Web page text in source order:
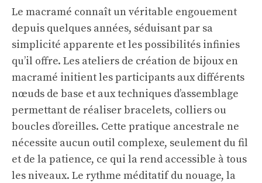
Le macramé connaît un véritable engouement
depuis quelques années, séduisant par sa
simplicité apparente et les possibilités infinies
qu’il offre. Les ateliers de création de bijoux en
macramé initient les participants aux différents
nœuds de base et aux techniques d’assemblage
permettant de réaliser bracelets, colliers ou
boucles d’oreilles. Cette pratique ancestrale ne
nécessite aucun outil complexe, seulement du fil
et de la patience, ce qui la rend accessible à tous
les niveaux. Le rythme méditatif du nouage, la